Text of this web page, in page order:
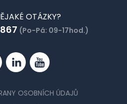
OTÁZKY?
(Po-Pá: 09-17hod.)
LinkedinYouTube
OSOBNÍCH ÚDAJŮ